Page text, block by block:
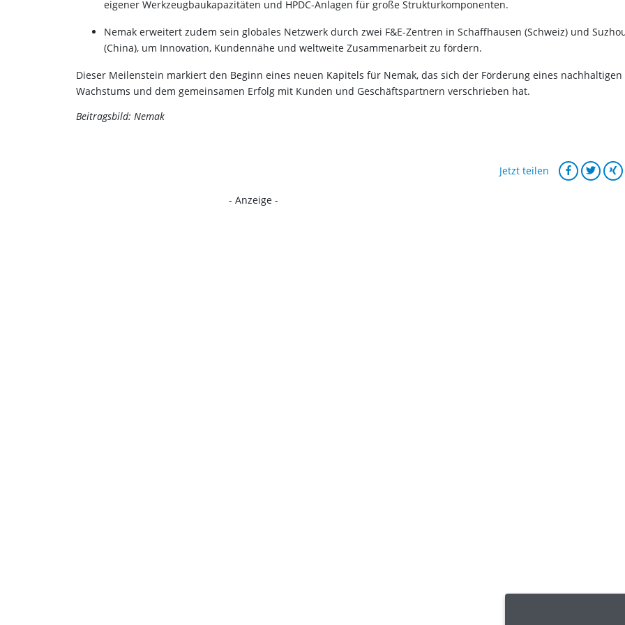
eigener Werkzeugbaukapazitäten und HPDC-Anlagen für große Strukturkomponenten.
Nemak erweitert zudem sein globales Netzwerk durch zwei F&E-Zentren in Schaffhausen (Schweiz) und
(China), um Innovation, Kundennähe und weltweite Zusammenarbeit zu fördern.
Dieser Meilenstein markiert den Beginn eines neuen Kapitels für Nemak, das sich der Förderung eines nachhaltigen
Wachstums und dem gemeinsamen Erfolg mit Kunden und Geschäftspartnern verschrieben hat.
Beitragsbild: Nemak
Jetzt teilen
- Anzeige -